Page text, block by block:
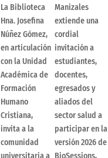
La Biblioteca
Hna. Josefina
Núñez Gómez,
en articulación
con la Unidad
Académica de
Formación
Humano
Cristiana,
invita a la
comunidad
Manizales
extiende una
cordial
invitación a
estudiantes,
docentes,
egresados y
aliados del
sector salud a
participar en la
versión 2026 de